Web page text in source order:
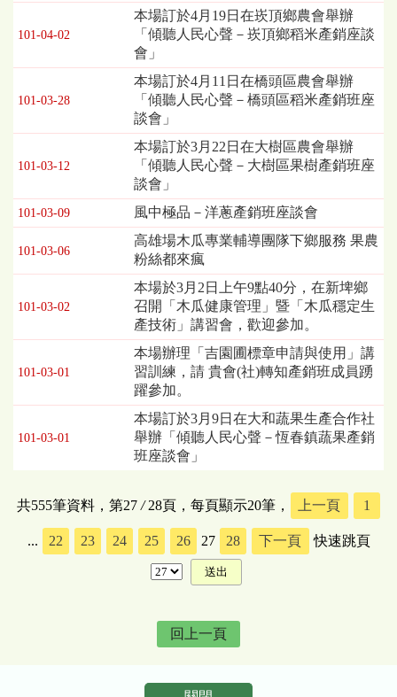
101-04-02
本場訂於4月19日在崁頂鄉農會舉辦
「傾聽人民心聲－崁頂鄉稻米產銷座談
會」
101-03-28
本場訂於4月11日在橋頭區農會舉辦
「傾聽人民心聲－橋頭區稻米產銷班座
談會」
101-03-12
本場訂於3月22日在大樹區農會舉辦
「傾聽人民心聲－大樹區果樹產銷班座
談會」
101-03-09 風中極品－洋蔥產銷班座談會
101-03-06
高雄場木瓜專業輔導團隊下鄉服務 果農
粉絲都來瘋
101-03-02
本場於3月2日上午9點40分，在新埤鄉
召開「木瓜健康管理」暨「木瓜穩定生
產技術」講習會，歡迎參加。
101-03-01
本場辦理「吉園圃標章申請與使用」講
習訓練，請 貴會(社)轉知產銷班成員踴
躍參加。
101-03-01
本場訂於3月9日在大和蔬果生產合作社
舉辦「傾聽人民心聲－恆春鎮蔬果產銷
班座談會」
共555筆資料，第27/28頁，每頁顯示20筆， 上一頁 1
... 22 23 24 25 26 27 28 下一頁 快速跳頁
回上一頁